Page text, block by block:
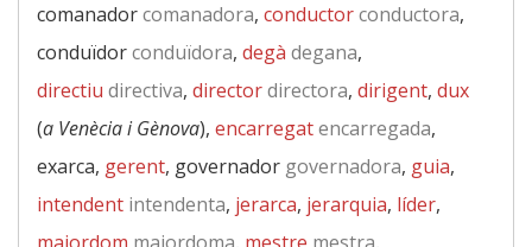
comanadorcomanadora, conductorconductora,
conduïdorconduïdora, degà degana,
directiu directiva, directordirectora, dirigent, dux
(a Venècia i Gènova), encarregatencarregada,
exarca, gerent, governador governadora, guia,
intendent intendenta, jerarca, jerarquia, líder,